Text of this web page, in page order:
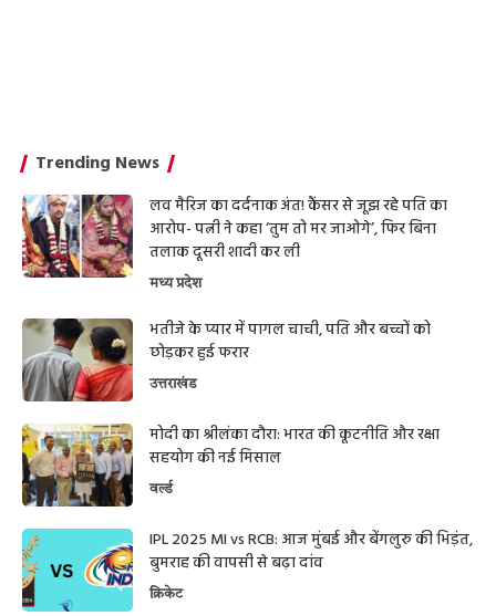
Trending News
लव मैरिज का दर्दनाक अंत! कैंसर से जूझ रहे पति का
आरोप- पत्नी ने कहा ‘तुम तो मर जाओगे’, फिर बिना
तलाक दूसरी शादी कर ली
मध्य प्रदेश
भतीजे के प्यार में पागल चाची, पति और बच्चों को
छोड़कर हुई फरार
उत्तराखंड
मोदी का श्रीलंका दौरा: भारत की कूटनीति और रक्षा
सहयोग की नई मिसाल
वर्ल्ड
IPL 2025 MI vs RCB: आज मुंबई और बेंगलुरु की भिड़ंत,
बुमराह की वापसी से बढ़ा दांव
क्रिकेट